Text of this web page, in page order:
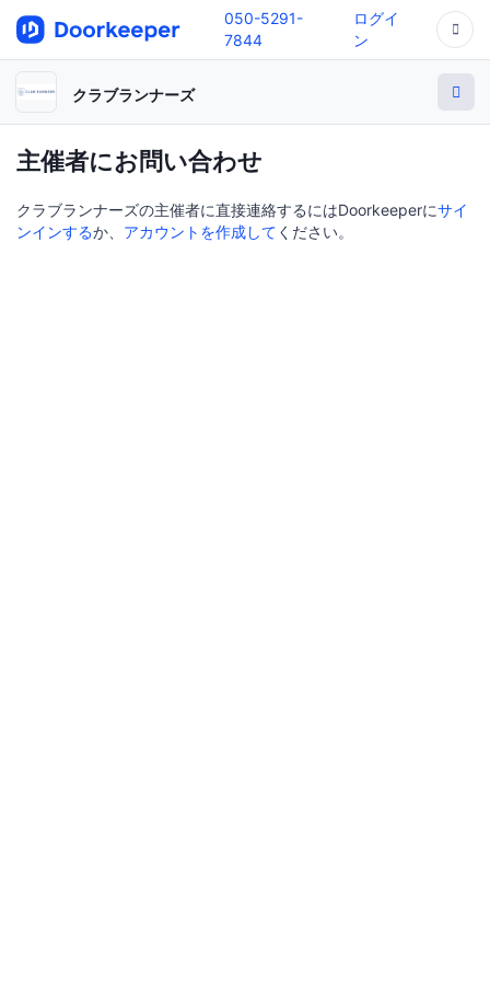
050-5291-
7844
ログイ
ン
クラブランナーズ
主催者にお問い合わせ
クラブランナーズの主催者に直接連絡するにはDoorkeeperにサイ
ンインするか、 アカウントを作成して ください。